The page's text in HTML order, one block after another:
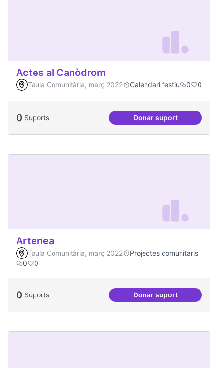
Actes al Canòdrom
Taula Comunitària, març 2022 Calendari festiu 0 0
0 Suports Donar suportActes al Canòdrom
Artenea
Taula Comunitària, març 2022
Projectes comunitaris
0
0
0 Suports Donar suport
Artenea